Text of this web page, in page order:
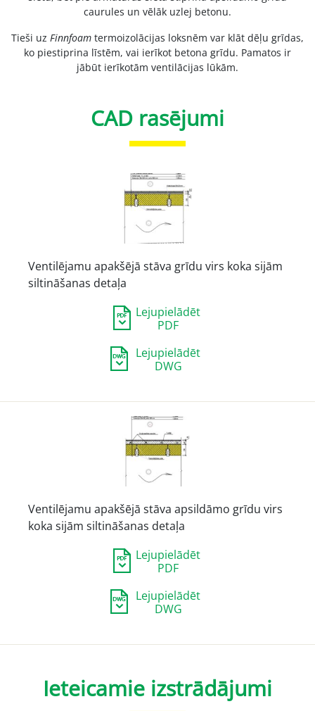
caurules un vēlāk uzlej betonu.
Tieši uz Finnfoam termoizolācijas loksnēm var klāt dēļu grīdas,
ko piestiprina līstēm, vai ierīkot betona grīdu. Pamatos ir
jābūt ierīkotām ventilācijas lūkām.
CAD rasējumi
Ventilējamu apakšējā stāva grīdu virs koka sijām
siltināšanas detaļa
Lejupielādēt
PDF
Lejupielādēt
DWG
Ventilējamu apakšējā stāva apsildāmo grīdu virs
koka sijām siltināšanas detaļa
Lejupielādēt
PDF
Lejupielādēt
DWG
Ieteicamie izstrādājumi